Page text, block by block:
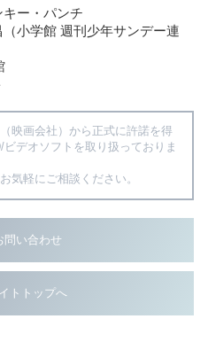
ー・パンチ
（小学館 週刊少年サンデー連
映画会社）から正式に許諾を得
デオソフトを取り扱っておりま
気軽にご相談ください。
問い合わせ
トトップへ